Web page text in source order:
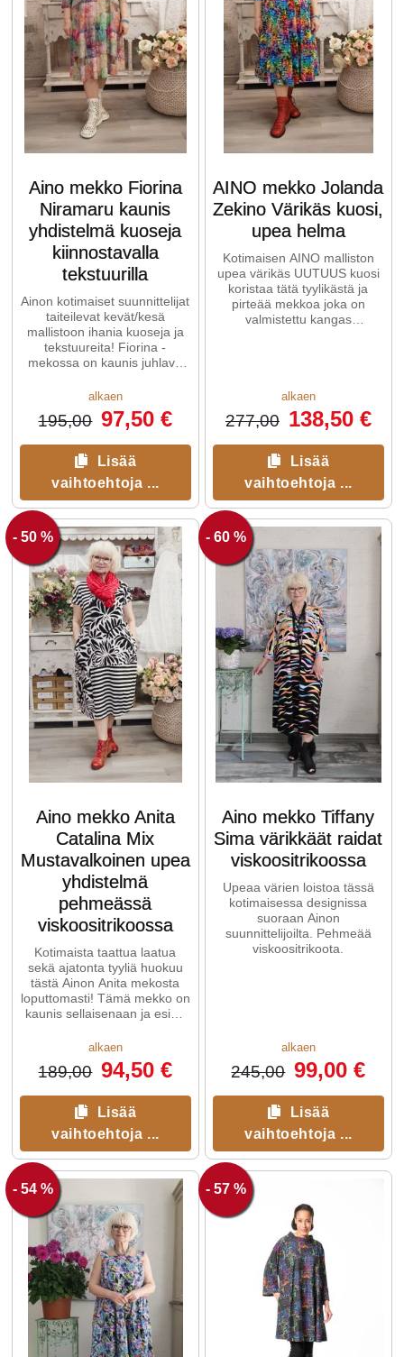
Aino mekko Fiorina
Niramaru kaunis
yhdistelmä kuoseja
kiinnostavalla
tekstuurilla
Ainon kotimaiset suunnittelijat
taiteilevat kevät/kesä
mallistoon ihania kuoseja ja
tekstuureita! Fiorina -
mekossa on kaunis juhlava
myötäilevä ...
alkaen
195,00 97,50 €
Lisää
vaihtoehtoja ...
AINO mekko Jolanda
Zekino Värikäs kuosi,
upea helma
Kotimaisen AINO malliston
upea värikäs UUTUUS kuosi
koristaa tätä tyylikästä ja
pirteää mekkoa joka on
valmistettu kangas
alkaen
277,00 138,50 €
Lisää
vaihtoehtoja ...
Aino mekko Anita
Catalina Mix
Mustavalkoinen upea
yhdistelmä
pehmeässä
viskoositrikoossa
Kotimaista taattua laatua
sekä ajatonta tyyliä huokuu
tästä Ainon Anita mekosta
loputtomasti! Tämä mekko on
kaunis sellaisenaan ja esim.
alkaen
189,00 94,50 €
- 50 %
Lisää
vaihtoehtoja ...
Aino mekko Tiffany
Sima värikkäät raidat
viskoositrikoossa
Upeaa värien loistoa tässä
kotimaisessa designissa
suoraan Ainon
suunnittelijoilta. Pehmeää
viskoositrikoota.
alkaen
245,00 99,00 €
- 60 %
Lisää
vaihtoehtoja ...
- 54 % - 57 %